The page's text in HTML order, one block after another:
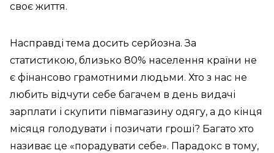
своє життя.
Насправді тема досить серйозна. За
статистикою, близько 80% населення країни не
є фінансово грамотними людьми. Хто з нас не
любить відчути себе багачем в день видачі
зарплати і скупити півмагазину одягу, а до кінця
місяця голодувати і позичати гроші? Багато хто
називає це «порадувати себе». Парадокс в тому,